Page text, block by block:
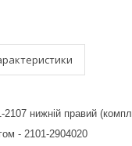
нижній правий
- 2101-2904020